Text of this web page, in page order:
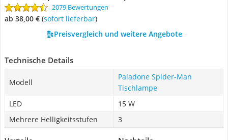
2079 Bewertungen
ab 38,00 € ( Sofort lieferbar)
Preisvergleich und weitere Angebote
Technische Details
Modell
Paladone Spider-Man
Tischlampe
LED
15 W
Mehrere Helligkeitsstufen
3